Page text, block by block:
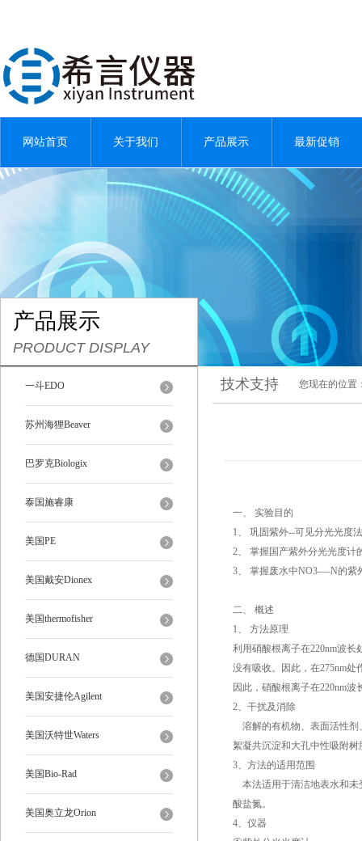
网站首页 关于我们 产品展示 最新促销
产品展示
PRODUCT DISPLAY
一斗EDO
苏州海狸Beaver
巴罗克Biologix
泰国施睿康
美国PE
美国戴安Dionex
美国thermofisher
德国DURAN
美国安捷伦Agilent
美国沃特世Waters
美国Bio-Rad
美国奥立龙Orion
技术支持 您现在的位置
一、 实验目的
1、 巩固紫外--可见分光光度
2、 掌握国产紫外分光光度计
3、 掌握废水中NO3-—N的紫
二、 概述
1、 方法原理
利用硝酸根离子在220nm波长
没有吸收。因此，在275nm
因此，硝酸根离子在220nm
2、干扰及消除
溶解的有机物、表面活性剂
絮凝共沉淀和大孔中性吸附
3、方法的适用范围
本法适用于清洁地表水和未
酸盐氮。
4、仪器